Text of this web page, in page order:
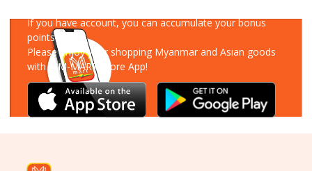
If you have account, you can accumulate your bonus
points!
Please enjoy your shopping Myanmar and Asian goods
with MM-MART Store App!